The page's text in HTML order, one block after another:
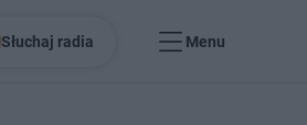
Słuchaj radia Menu